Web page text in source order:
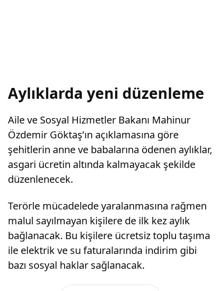
Aylıklarda yeni düzenleme
Aile ve Sosyal Hizmetler Bakanı Mahinur
Özdemir Göktaş’ın açıklamasına göre
şehitlerin anne ve babalarına ödenen aylıklar,
asgari ücretin altında kalmayacak şekilde
düzenlenecek.
Terörle mücadelede yaralanmasına rağmen
malul sayılmayan kişilere de ilk kez aylık
bağlanacak. Bu kişilere ücretsiz toplu taşıma
ile elektrik ve su faturalarında indirim gibi
bazı sosyal haklar sağlanacak.